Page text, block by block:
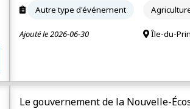
Autre type d'événement
Ajouté le 2026-06-30 Île-du-
Le gouvernement de la Nouvelle-